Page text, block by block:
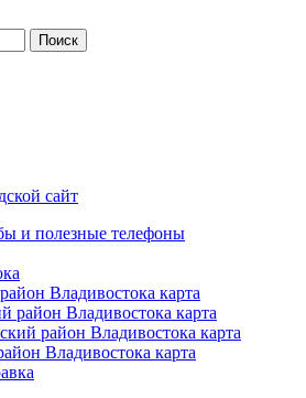
сайт
и полезные телефоны
Владивостока карта
район Владивостока карта
район Владивостока карта
Владивостока карта